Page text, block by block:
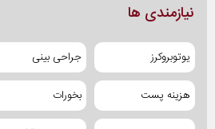
نیازمندی ها
یوتوبروکرز جراحی بینی
هزینه پست بخورات